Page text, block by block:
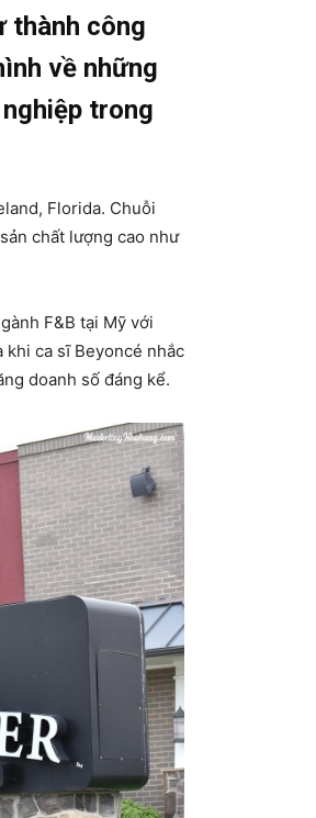
thành công
về những
trong
Florida. Chuỗi
chất lượng cao như
F&B tại Mỹ với
ca sĩ Beyoncé nhắc
doanh số đáng kể.